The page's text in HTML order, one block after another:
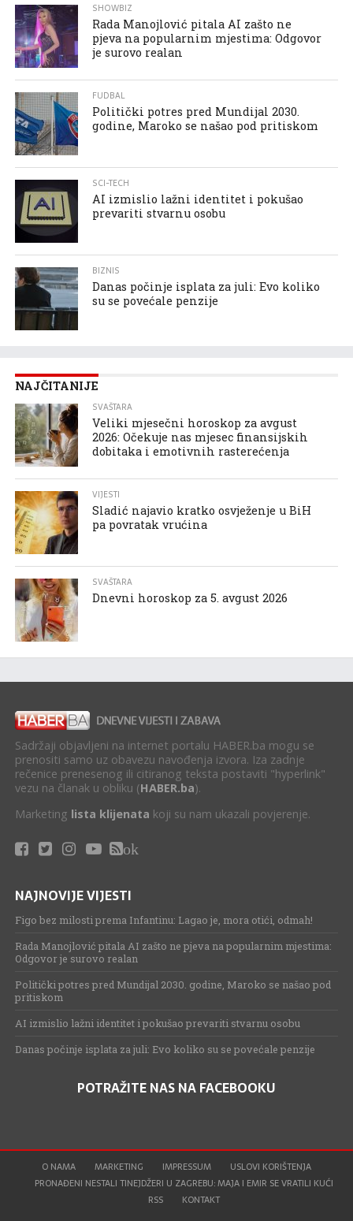
SHOWBIZ
Rada Manojlović pitala AI zašto ne
pjeva na popularnim mjestima: Odgovor
je surovo realan
FUDBAL
Politički potres pred Mundijal 2030.
godine, Maroko se našao pod pritiskom
SCI-TECH
AI izmislio lažni identitet i pokušao
prevariti stvarnu osobu
BIZNIS
Danas počinje isplata za juli: Evo koliko
su se povećale penzije
NAJČITANIJE
SVAŠTARA
Veliki mjesečni horoskop za avgust
2026: Očekuje nas mjesec finansijskih
dobitaka i emotivnih rasterećenja
VIJESTI
Sladić najavio kratko osvježenje u BiH
pa povratak vrućina
SVAŠTARA
Dnevni horoskop za 5. avgust 2026
Sadržaji objavljeni na internet portalu HABER.ba mogu se
prenositi samo uz obavezu navođenja izvora. Iza zadnje
rečenice prenesenog ili citiranog teksta postaviti "hyperlink"
vezu na članak u obliku (HABER.ba).
Marketing lista klijenata koji su nam ukazali povjerenje.
ok
NAJNOVIJE VIJESTI
Figo bez milosti prema Infantinu: Lagao je, mora otići, odmah!
Rada Manojlović pitala AI zašto ne pjeva na popularnim mjestima:
Odgovor je surovo realan
Politički potres pred Mundijal 2030. godine, Maroko se našao pod
pritiskom
AI izmislio lažni identitet i pokušao prevariti stvarnu osobu
Danas počinje isplata za juli: Evo koliko su se povećale penzije
POTRAŽITE NAS NA FACEBOOKU
O NAMA MARKETING IMPRESSUM
USLOVI KORIŠTENJA
PRONAĐENI NESTALI TINEJDŽERI U ZAGREBU: MAJA I EMIR SE VRATILI KUĆI
RSS
KONTAKT